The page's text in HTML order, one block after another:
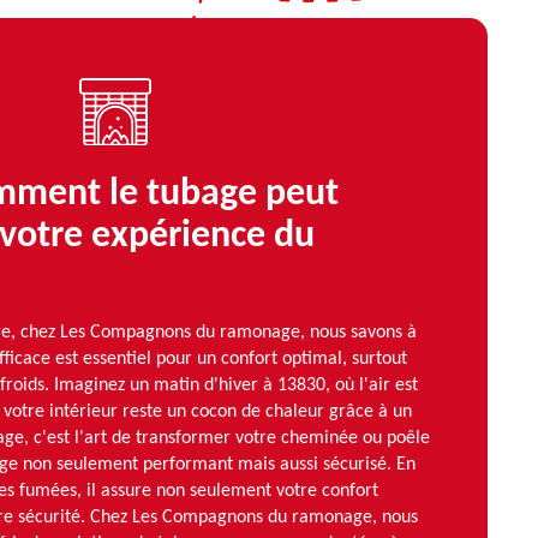
le tubage peut
expérience du
chez Les Compagnons du ramonage, nous savons à
est essentiel pour un confort optimal, surtout
Imaginez un matin d'hiver à 13830, où l'air est
intérieur reste un cocon de chaleur grâce à un
c'est l'art de transformer votre cheminée ou poêle
non seulement performant mais aussi sécurisé. En
fumées, il assure non seulement votre confort
sécurité. Chez Les Compagnons du ramonage, nous